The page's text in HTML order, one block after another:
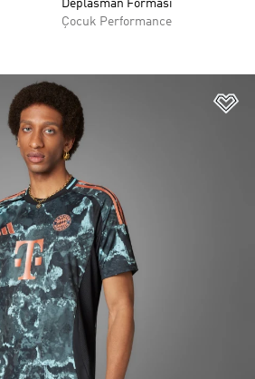
Deplasman Forması
Çocuk Performance